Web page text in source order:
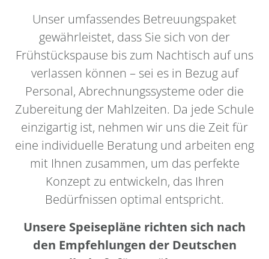
Unser umfassendes Betreuungspaket
gewährleistet, dass Sie sich von der
Frühstückspause bis zum Nachtisch auf uns
verlassen können – sei es in Bezug auf
Personal, Abrechnungssysteme oder die
Zubereitung der Mahlzeiten. Da jede Schule
einzigartig ist, nehmen wir uns die Zeit für
eine individuelle Beratung und arbeiten eng
mit Ihnen zusammen, um das perfekte
Konzept zu entwickeln, das Ihren
Bedürfnissen optimal entspricht.
Unsere Speisepläne richten sich nach
den Empfehlungen der Deutschen